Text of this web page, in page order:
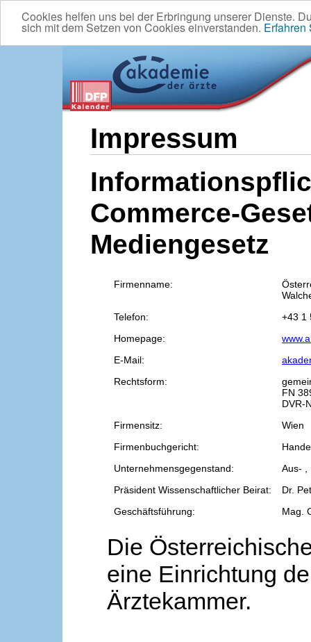
Cookies helfen uns bei der Erbringung unserer Dienste.
sich mit dem Setzen von Cookies einverstanden. Erfahren
Impressum
Commerce-
Mediengesetz
Firmenname:
Telefon:
+43 1
Homepage:
E-Mail:
Rechtsform:
FN
DVR-
Firmensitz:
Wien
Firmenbuchgericht:
Unternehmensgegenstand:
Aus- ,
Präsident Wissenschaftlicher Beirat:
Dr.
Geschäftsführung:
Mag.
Die
eine Einrichtung
Ärztekammer.